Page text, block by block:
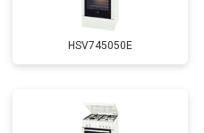
HSV745050E